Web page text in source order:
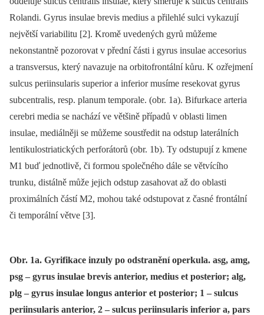
Rolandi. Gyrus insulae brevis medius a přilehlé sulci vykazují
největší variabilitu [2]. Kromě uvedených gyrů můžeme
nekonstantně pozorovat v přední části i gyrus insulae accesorius
a transversus, který navazuje na orbitofrontální kůru. K ozřejmení
sulcus periinsularis superior a inferior musíme resekovat gyrus
subcentralis, resp. planum temporale. (obr. 1a). Bifurkace arteria
cerebri media se nachází ve většině případů v oblasti limen
insulae, mediálněji se můžeme soustředit na odstup laterálních
lentikulostriatických perforátorů (obr. 1b). Ty odstupují z kmene
M1 buď jednotlivě, či formou společného dále se větvícího
trunku, distálně může jejich odstup zasahovat až do oblasti
proximálních částí M2, mohou také odstupovat z časné frontální
či temporální větve [3].
Obr. 1a. Gyrifikace inzuly po odstranění operkula. asg, amg,
psg – gyrus insulae brevis anterior, medius et posterior; alg,
plg – gyrus insulae longus anterior et posterior; 1 – sulcus
periinsularis anterior, 2 – sulcus periinsularis inferior a, pars